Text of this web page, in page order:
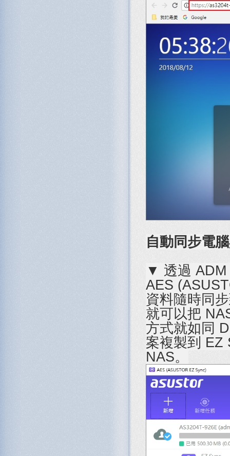
自動同步電
▼ 透過 ADM
AES
資料隨時同
就可以把
方式就如同
案複製到 EZ
NAS。